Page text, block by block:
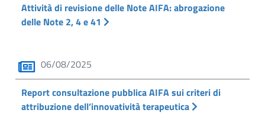
Attività di revisione delle Note AIFA: abrogazione
delle Note 2, 4 e 41
06/08/2025
Report consultazione pubblica AIFA sui criteri di
attribuzione dell’innovatività terapeutica